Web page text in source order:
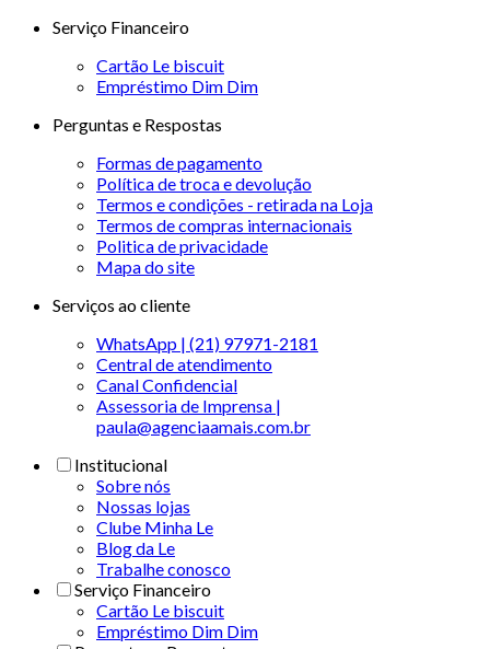
Serviço Financeiro
Cartão Le biscuit
Empréstimo Dim Dim
Perguntas e Respostas
Formas de pagamento
Política de troca e devolução
Termos e condições - retirada na Loja
Termos de compras internacionais
Politica de privacidade
Mapa do site
Serviços ao cliente
WhatsApp | (21) 97971-2181
Central de atendimento
Canal Confidencial
Assessoria de Imprensa |
paula@agenciaamais.com.br
Institucional
Sobre nós
Nossas lojas
Clube Minha Le
Blog da Le
Trabalhe conosco
Serviço Financeiro
Cartão Le biscuit
Empréstimo Dim Dim